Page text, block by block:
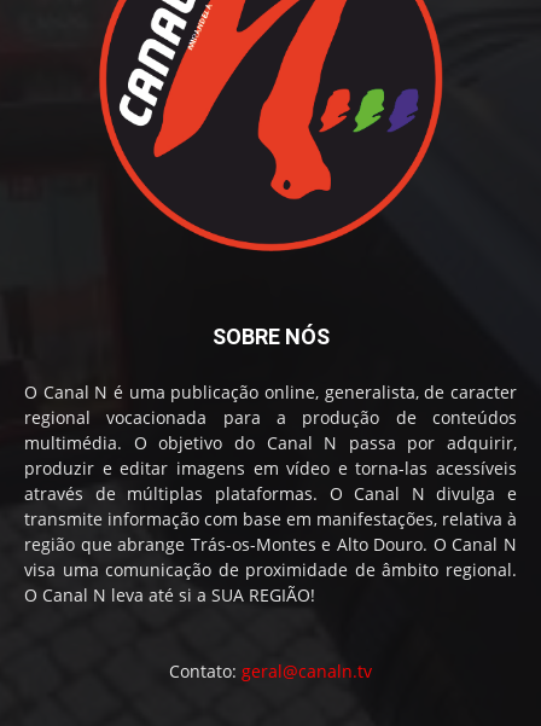
SOBRE NÓS
O Canal N é uma publicação online, generalista, de caracter
regional vocacionada para a produção de conteúdos
multimédia. O objetivo do Canal N passa por adquirir,
produzir e editar imagens em vídeo e torna-las acessíveis
através de múltiplas plataformas. O Canal N divulga e
transmite informação com base em manifestações, relativa à
região que abrange Trás-os-Montes e Alto Douro. O Canal N
visa uma comunicação de proximidade de âmbito regional.
O Canal N leva até si a SUA REGIÃO!
Contato: geral@canaln.tv